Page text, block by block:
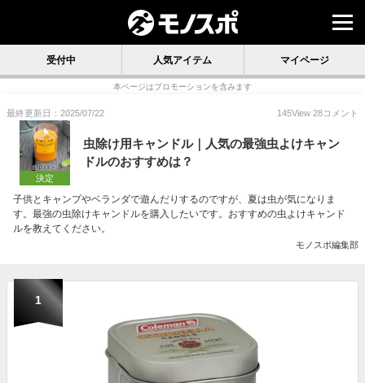
受付中 人気アイテム マイページ
本ページはプロモーションを含みます
最終更新日：2025/07/22 145View 28コメント
決定
虫除け用キャンドル｜人気の最強虫よけキャン
ドルのおすすめは？
子供とキャンプやベランダで遊んだりするのですが、夏は虫が気になりま
す。最強の虫除けキャンドルを購入したいです。おすすめの虫よけキャンド
ルを教えてください。
モノスポ編集部
1